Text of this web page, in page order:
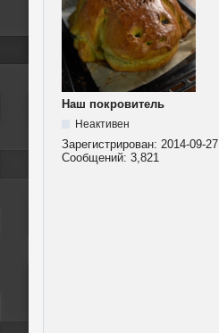
Наш покровитель
Неактивен
Зарегистрирован: 2014-09-27
Сообщений: 3,821